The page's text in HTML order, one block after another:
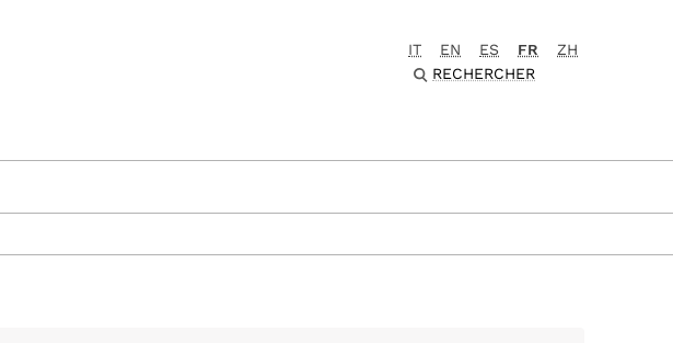
IT EN ES FR
ZH
RECHERCHER